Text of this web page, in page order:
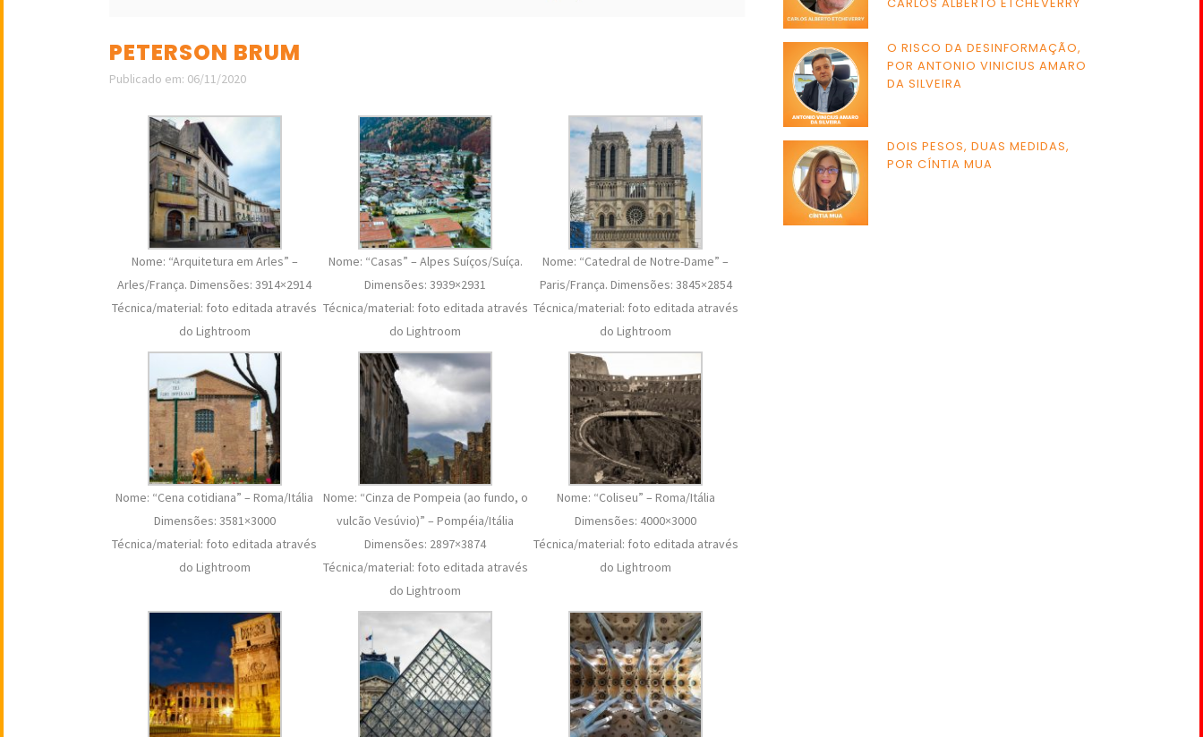
PETERSON BRUM
Publicado em: 06/11/2020
Nome: “Arquitetura em Arles” –
Arles/França. Dimensões: 3914×2914
Técnica/material: foto editada através
do Lightroom
Nome: “Casas” – Alpes Suíços/Suíça.
Dimensões: 3939×2931
Técnica/material: foto editada através
do Lightroom
Nome: “Catedral de Notre-Dame” –
Paris/França. Dimensões: 3845×2854
Técnica/material: foto editada através
do Lightroom
Nome: “Cena cotidiana” – Roma/Itália
Dimensões: 3581×3000
Técnica/material: foto editada através
do Lightroom
Nome: “Cinza de Pompeia (ao fundo, o
vulcão Vesúvio)” – Pompéia/Itália
Dimensões: 2897×3874
Técnica/material: foto editada através
do Lightroom
Nome: “Coliseu” – Roma/Itália
Dimensões: 4000×3000
Técnica/material: foto editada através
do Lightroom
O RISCO DA DESINFORMAÇÃO,
POR ANTONIO VINICIUS AMARO
DA SILVEIRA
DOIS PESOS, DUAS MEDIDAS,
POR CÍNTIA MUA